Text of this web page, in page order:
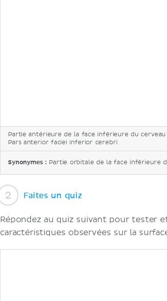
Partie antérieure de la face inférieure du cerveau
Pars anterior faciei inferior cerebri
Synonymes : Partie orbitale de la face inférieure
Faites un quiz
Répondez au quiz suivant pour tester
caractéristiques observées sur la